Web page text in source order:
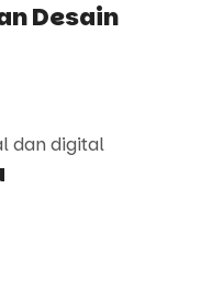
Desain
dan digital